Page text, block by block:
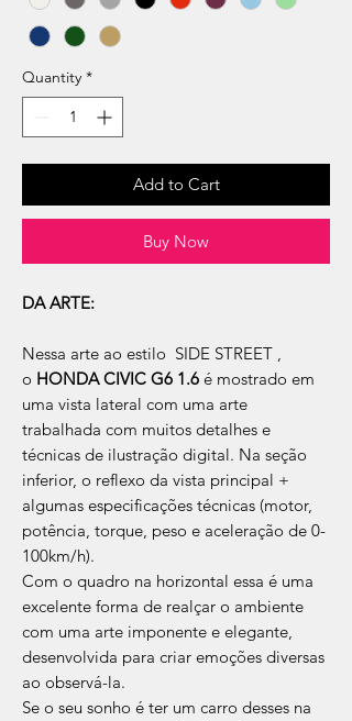
Quantity *
Add to Cart
Buy Now
DA ARTE:
Nessa arte ao estilo SIDE STREET ,
o HONDA CIVIC G6 1.6 é mostrado em
uma vista lateral com uma arte
trabalhada com muitos detalhes e
técnicas de ilustração digital. Na seção
inferior, o reflexo da vista principal +
algumas especificações técnicas (motor,
potência, torque, peso e aceleração de 0-
100km/h).
Com o quadro na horizontal essa é uma
excelente forma de realçar o ambiente
com uma arte imponente e elegante,
desenvolvida para criar emoções diversas
ao observá-la.
Se o seu sonho é ter um carro desses na